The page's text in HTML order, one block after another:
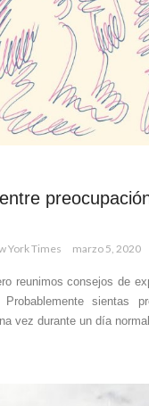
York Times marzo 5, 2020
reunimos consejos de
sientas
vez durante un día